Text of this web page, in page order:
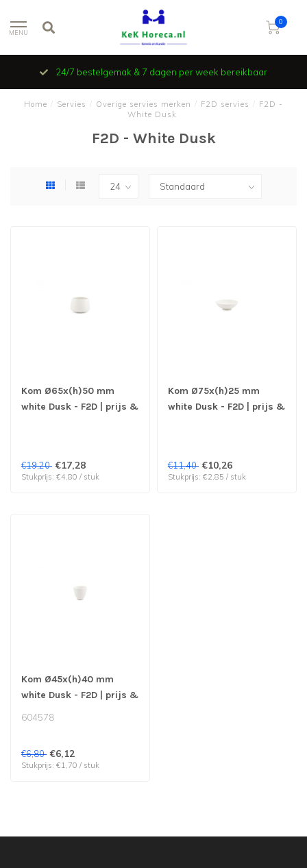
MENU
0
24/7 bestelgemak & 7 dagen per week bereikbaar
Home Servies Overige servies merken F2D servies
F2D -
White Dusk
F2D - White Dusk
Kom Ø65x(h)50 mm
white Dusk - F2D | prijs &
€19,20 €17,28
Stukprijs: €4,80 / stuk
Kom Ø75x(h)25 mm
white Dusk - F2D | prijs &
€11,40 €10,26
Stukprijs: €2,85 / stuk
Kom Ø45x(h)40 mm
white Dusk - F2D | prijs &
604578
€6,80 €6,12
Stukprijs: €1,70 / stuk